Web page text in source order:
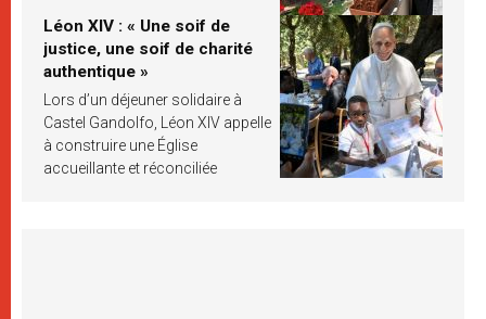
Léon XIV : « Une soif de
justice, une soif de charité
authentique »
Lors d’un déjeuner solidaire à
Castel Gandolfo, Léon XIV appelle
à construire une Église
accueillante et réconciliée